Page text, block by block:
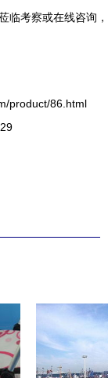
临考察或在线咨询，
product/86.html